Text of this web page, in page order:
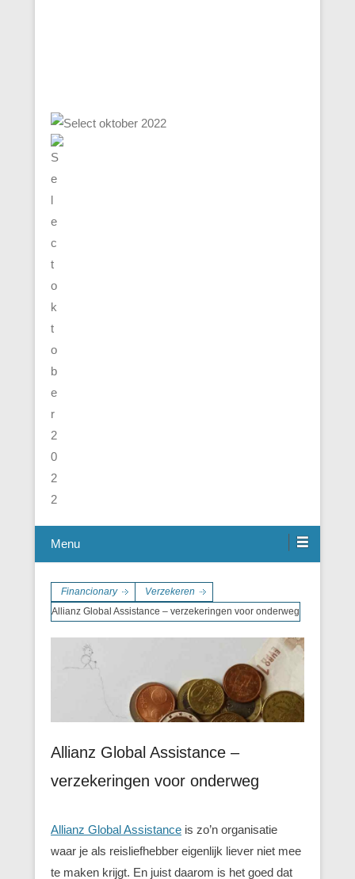
Menu
Financionary
Verzekeren
Allianz Global Assistance – verzekeringen voor onderweg
Allianz Global Assistance –
verzekeringen voor onderweg
Allianz Global Assistance is zo’n organisatie
waar je als reisliefhebber eigenlijk liever niet mee
te maken krijgt. En juist daarom is het goed dat